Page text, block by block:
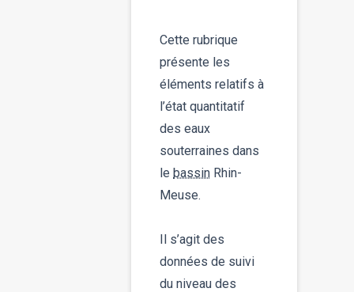
Cette rubrique
présente les
éléments relatifs à
l’état quantitatif
des eaux
souterraines dans
le bassin Rhin-
Meuse.
Il s’agit des
données de suivi
du niveau des